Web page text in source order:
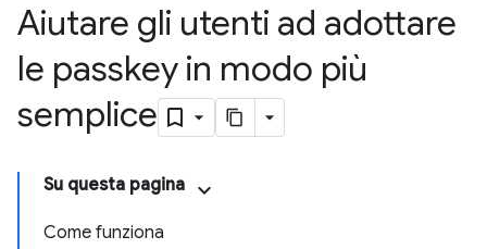
Aiutare gli utenti ad adottare
le passkey in modo più
semplice
Su questa pagina
Come funziona